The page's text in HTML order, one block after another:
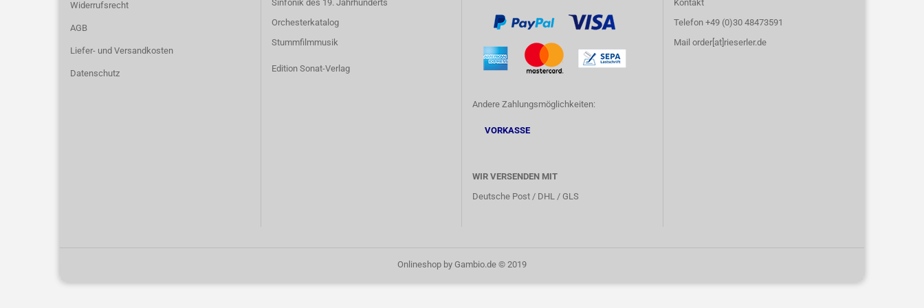
Widerrufsrecht
AGB
Liefer- und Versandkosten
Datenschutz
Sinfonik des 19. Jahrhunderts
Orchesterkatalog
Stummfilmmusik
Edition Sonat-Verlag
Andere Zahlungsmöglichkeiten:
VORKASSE
WIR VERSENDEN MIT
Deutsche Post / DHL / GLS
Kontakt
Telefon +49 (0)30 48473591
Mail order[at]rieserler.de
Onlineshop by Gambio.de © 2019